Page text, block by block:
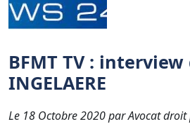
BFMT TV : interview
INGELAERE
Le 18 Octobre 2020 par Avocat